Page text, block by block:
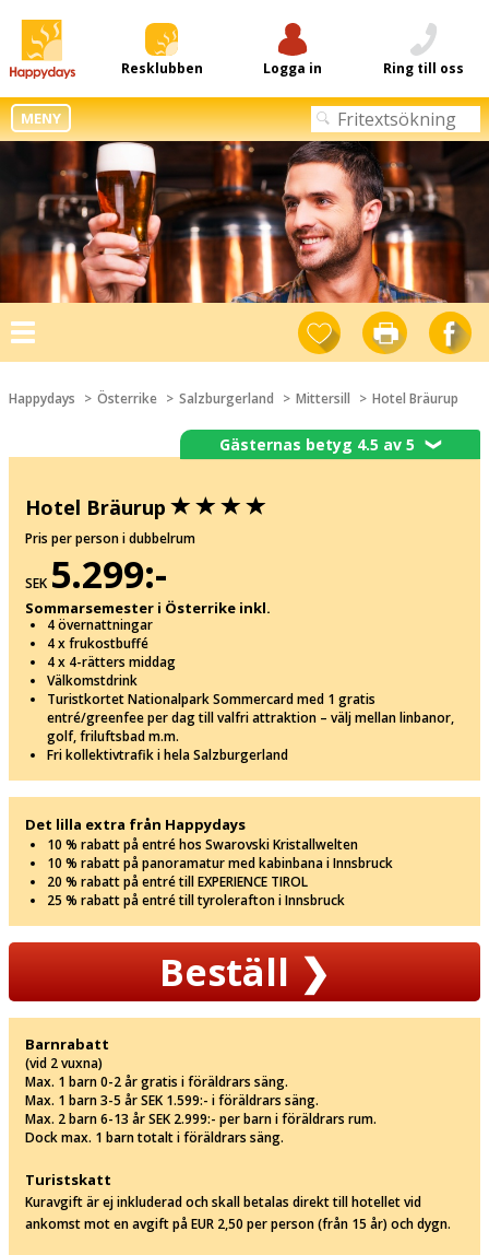
Resklubben Logga in Ring till oss
MENY
Toggle
navigation
Happydays Österrike Salzburgerland Mittersill Hotel Bräurup
Gästernas betyg 4.5 av 5❯
Hotel Bräurup
Pris per person i dubbelrum
SEK 5.299:-
Sommarsemester i Österrike inkl.
4 övernattningar
4 x frukostbuffé
4 x 4-rätters middag
Välkomstdrink
Turistkortet Nationalpark Sommercard med 1 gratis
entré/greenfee per dag till valfri attraktion – välj mellan linbanor,
golf, friluftsbad m.m.
Fri kollektivtrafik i hela Salzburgerland
Det lilla extra från Happydays
10 % rabatt på entré hos Swarovski Kristallwelten
10 % rabatt på panoramatur med kabinbana i Innsbruck
20 % rabatt på entré till EXPERIENCE TIROL
25 % rabatt på entré till tyrolerafton i Innsbruck
Beställ❯
Barnrabatt
(vid 2 vuxna)
Max. 1 barn 0-2 år gratis i föräldrars säng.
Max. 1 barn 3-5 år SEK 1.599:- i föräldrars säng.
Max. 2 barn 6-13 år SEK 2.999:- per barn i föräldrars rum.
Dock max. 1 barn totalt i föräldrars säng.
Turistskatt
Kuravgift är ej inkluderad och skall betalas direkt till hotellet vid
ankomst mot en avgift på EUR 2,50 per person (från 15 år) och dygn.